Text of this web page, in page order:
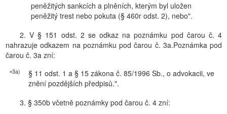
peněžitých sankcích a plněních, kterým byl uložen
peněžitý trest nebo pokuta (§ 460r odst. 2), nebo".
2. V § 151 odst. 2 se odkaz na poznámku pod čarou č. 4
nahrazuje odkazem na poznámku pod čarou č. 3a.Poznámka pod
čarou č. 3a zní:
"3a)
§ 11 odst. 1 a § 15 zákona č. 85/1996 Sb., o advokacii, ve
znění pozdějších předpisů.".
3. § 350b včetně poznámky pod čarou č. 4 zní: